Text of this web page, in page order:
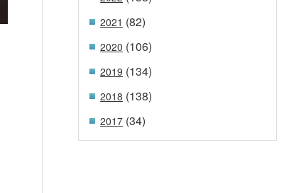
2021 (82)
2020 (106)
2019 (134)
2018 (138)
2017 (34)